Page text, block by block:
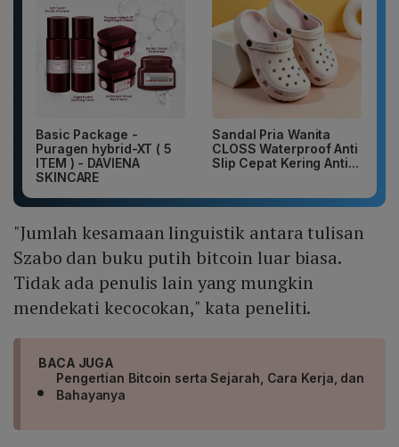
Basic Package -
Puragen hybrid-XT ( 5
ITEM ) - DAVIENA
SKINCARE
Sandal Pria Wanita
CLOSS Waterproof Anti
Slip Cepat Kering Anti...
"Jumlah kesamaan linguistik antara tulisan
Szabo dan buku putih bitcoin luar biasa.
Tidak ada penulis lain yang mungkin
mendekati kecocokan," kata peneliti.
BACA JUGA
Pengertian Bitcoin serta Sejarah, Cara Kerja, dan
Bahayanya